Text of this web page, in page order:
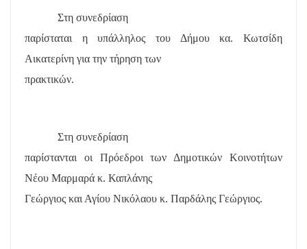
Στη συνεδρίαση
παρίσταται η υπάλληλος του Δήμου κα. Κωτσίδη
Αικατερίνη για την τήρηση των
πρακτικών.
Στη συνεδρίαση
παρίστανται οι Πρόεδροι των Δημοτικών Κοινοτήτων
Νέου Μαρμαρά κ. Καπλάνης
Γεώργιος και Αγίου Νικόλαου κ. Παρδάλης Γεώργιος.